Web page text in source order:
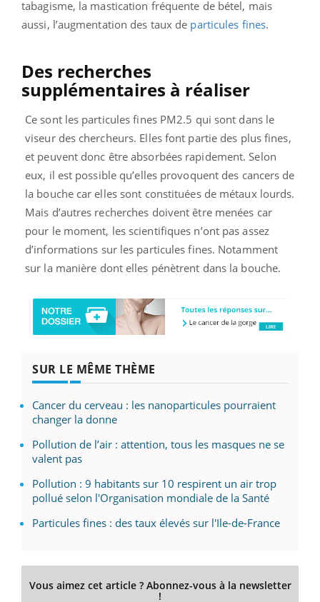
tabagisme, la mastication fréquente de bétel, mais
aussi, l’augmentation des taux de particules fines.
Des recherches
supplémentaires à réaliser
Ce sont les particules fines PM2.5 qui sont dans le
viseur des chercheurs. Elles font partie des plus fines,
et peuvent donc être absorbées rapidement. Selon
eux, il est possible qu’elles provoquent des cancers de
la bouche car elles sont constituées de métaux lourds.
Mais d’autres recherches doivent être menées car
pour le moment, les scientifiques n’ont pas assez
d’informations sur les particules fines. Notamment
sur la manière dont elles pénètrent dans la bouche.
SUR LE MÊME THÈME
Cancer du cerveau : les nanoparticules pourraient
changer la donne
Pollution de l’air : attention, tous les masques ne se
valent pas
Pollution : 9 habitants sur 10 respirent un air trop
pollué selon l'Organisation mondiale de la Santé
Particules fines : des taux élevés sur l'Ile-de-France
Vous aimez cet article ? Abonnez-vous à la newsletter
!